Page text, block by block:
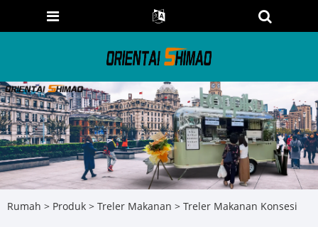
Rumah > Produk > Treler Makanan > Treler Makanan Konsesi